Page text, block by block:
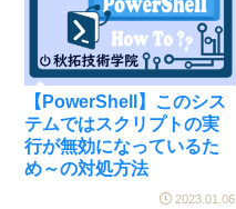
【PowerShell】このシス
テムではスクリプトの実
行が無効になっているた
め～の対処方法
2023.01.06